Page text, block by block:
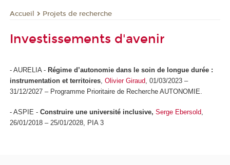
Accueil Projets de recherche
Investissements d'avenir
- AURELIA - Régime d’autonomie dans le soin de longue durée :
instrumentation et territoires Olivier Giraud , 01/03/2023 –
31/12/2027 – Programme Prioritaire de Recherche AUTONOMIE.
- ASPIE - Construire une université inclusive, Serge Ebersold,
26/01/2018 – 25/01/2028, PIA 3